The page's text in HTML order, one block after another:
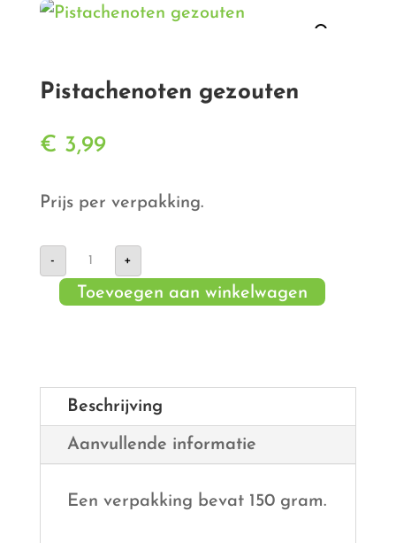
Pistachenoten gezouten
€ 3,99
Prijs per verpakking.
-
Pistachenoten
gezouten
aantal
+
Toevoegen aan winkelwagen
Beschrijving
Aanvullende informatie
Een verpakking bevat 150 gram.